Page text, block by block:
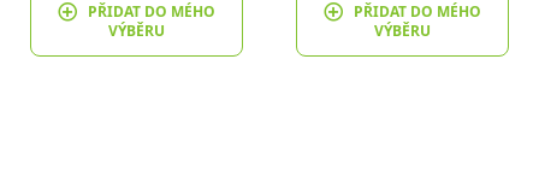
PŘIDAT DO MÉHO
VÝBĚRU
PŘIDAT DO MÉHO
VÝBĚRU